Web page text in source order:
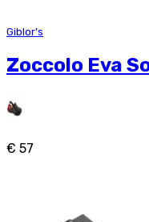
Giblor's
Zoccolo Eva
€ 57